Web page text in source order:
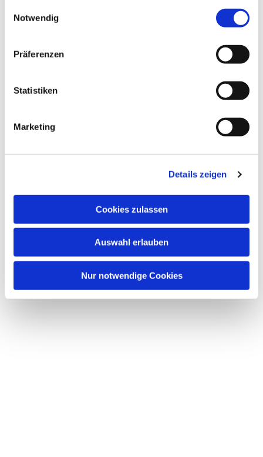
Notwendig
Präferenzen
Statistiken
Marketing
Details zeigen
Cookies zulassen
Auswahl erlauben
Nur notwendige Cookies